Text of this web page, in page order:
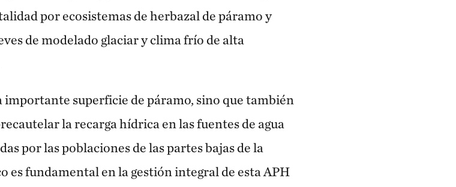
por ecosistemas de herbazal de páramo y
de modelado glaciar y clima frío de alta
importante superficie de páramo, sino que también
la recarga hídrica en las fuentes de agua
por las poblaciones de las partes bajas de la
es fundamental en la gestión integral de esta APH